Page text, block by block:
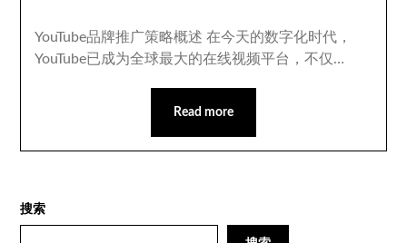
YouTube品牌推广策略概述 在今天的数字化时代，
YouTube已成为全球最大的在线视频平台，不仅…
Read more
搜索